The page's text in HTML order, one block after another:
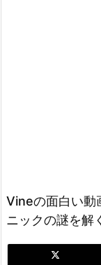
Vineの面白い動
ニックの謎を解